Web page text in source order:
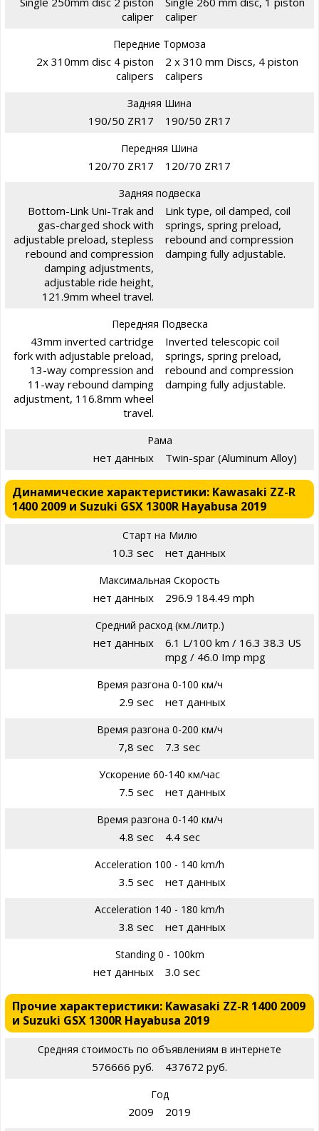
caliper
caliper
Передние Тормоза
2x 310mm disc 4 piston
calipers
2 x 310 mm Discs, 4 piston
calipers
Задняя Шина
190/50 ZR17 190/50 ZR17
Передняя Шина
120/70 ZR17 120/70 ZR17
Задняя подвеска
Bottom-Link Uni-Trak and
gas-charged shock with
adjustable preload, stepless
rebound and compression
damping adjustments,
adjustable ride height,
121.9mm wheel travel.
Link type, oil damped, coil
springs, spring preload,
rebound and compression
damping fully adjustable.
Передняя Подвеска
43mm inverted cartridge
fork with adjustable preload,
13-way compression and
11-way rebound damping
adjustment, 116.8mm wheel
travel.
Inverted telescopic coil
springs, spring preload,
rebound and compression
damping fully adjustable.
Рама
нет данных Twin-spar (Aluminum Alloy)
Динамические характеристики: Kawasaki ZZ-R
1400 2009 и Suzuki GSX 1300R Hayabusa 2019
Старт на Милю
10.3 sec нет данных
Максимальная Скорость
нет данных 296.9 184.49 mph
Средний расход (км./литр.)
нет данных
6.1 L/100 km / 16.3 38.3 US
mpg / 46.0 Imp mpg
Время разгона 0-100 км/ч
2.9 sec нет данных
Время разгона 0-200 км/ч
7,8 sec 7.3 sec
Ускорение 60-140 км/час
7.5 sec нет данных
Время разгона 0-140 км/ч
4.8 sec 4.4 sec
Acceleration 100 - 140 km/h
3.5 sec нет данных
Acceleration 140 - 180 km/h
3.8 sec нет данных
Standing 0 - 100km
нет данных 3.0 sec
Прочие характеристики: Kawasaki ZZ-R 1400 2009
и Suzuki GSX 1300R Hayabusa 2019
Средняя стоимость по объявлениям в интернете
576666 руб. 437672 руб.
Год
2009 2019